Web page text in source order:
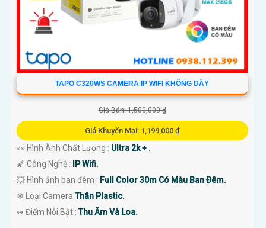
TAPO C320WS CAMERA IP WIFI KHÔNG DÂY
Giá Bán: 1,500,000 ₫
Giá Khuyến Mại: 1,199,000 ₫
👀 Hình Ành Chất Lượng : Ultra 2k + .
🌠 Công Nghệ : IP Wifi.
💥 Hình ảnh ban đêm : Full Color 30m Có Màu Ban Ðêm.
❄ Loại CameraThân Plastic.
️↭ Điểm Nỗi Bật :Thu Âm Và Loa.